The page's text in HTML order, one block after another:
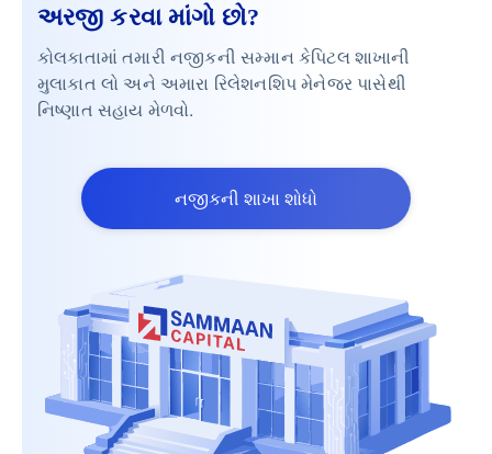
અરજી કરવા માંગો છો?
કોલકાતામાં તમારી નજીકની સમ્માન કેપિટલ શાખાની
મુલાકાત લો અને અમારા રિલેશનશિપ મેનેજર પાસેથી
નિષ્ણાત સહાય મેળવો.
નજીકની શાખા શોધો